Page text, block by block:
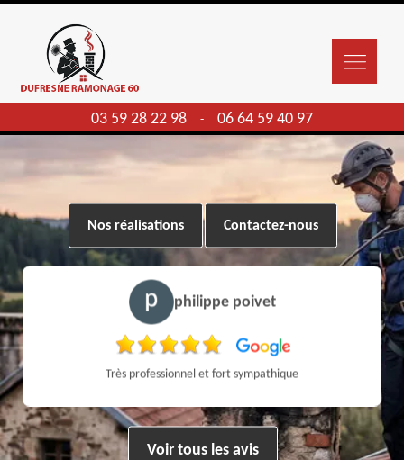
03 59 28 22 98 - 06 64 59 40 97
Nos réalisations Contactez-nous
philippe poivet
Très professionnel et fort sympathique
Voir tous les avis